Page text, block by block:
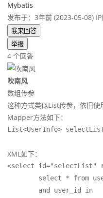
Mybatis
发布于：3年前 (2023-05-08)
我来回答
举报
4 个回答
吹南风
数组传参
这种方式类似List传参，依旧使
Mapper方法如下：
List<UserInfo>
XML如下：
<select id="selectList"
select * from
        and user_id in